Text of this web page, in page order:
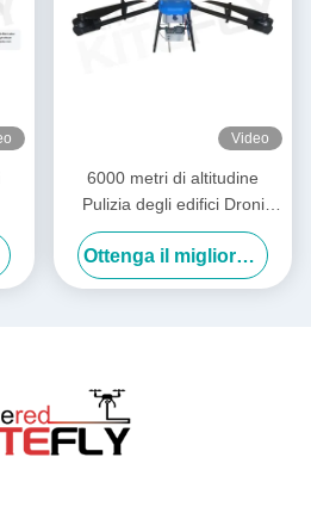
Video
6000 metri di altitudine
Pulizia degli edifici Droni
Power Washing Drone SF-
90X-150 Kitefly Ottenga il migliore prezzo